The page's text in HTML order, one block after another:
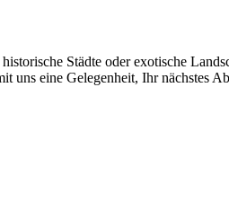
Städte oder exotische
eine Gelegenheit, Ihr nächstes